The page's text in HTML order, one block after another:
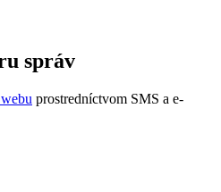
správ
prostredníctvom SMS a e-